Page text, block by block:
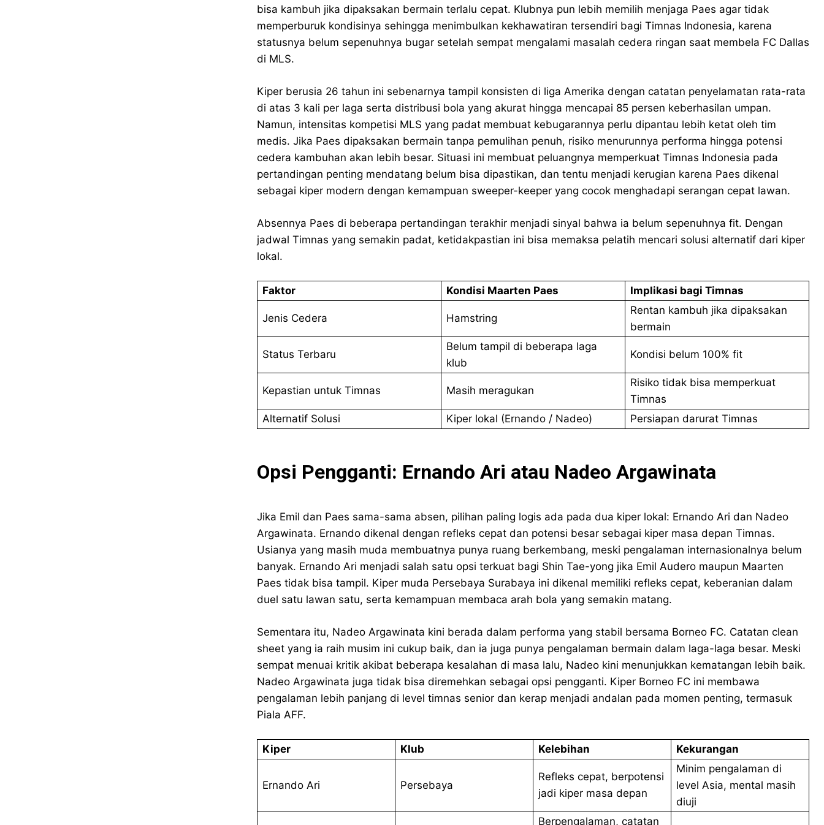
bisa kambuh jika dipaksakan bermain terlalu cepat. Klubnya pun lebih memilih menjaga Paes agar tidak
memperburuk kondisinya sehingga menimbulkan kekhawatiran tersendiri bagi Timnas Indonesia, karena
statusnya belum sepenuhnya bugar setelah sempat mengalami masalah cedera ringan saat membela FC Dallas
di MLS.
Kiper berusia 26 tahun ini sebenarnya tampil konsisten di liga Amerika dengan catatan penyelamatan rata-rata
di atas 3 kali per laga serta distribusi bola yang akurat hingga mencapai 85 persen keberhasilan umpan.
Namun, intensitas kompetisi MLS yang padat membuat kebugarannya perlu dipantau lebih ketat oleh tim
medis. Jika Paes dipaksakan bermain tanpa pemulihan penuh, risiko menurunnya performa hingga potensi
cedera kambuhan akan lebih besar. Situasi ini membuat peluangnya memperkuat Timnas Indonesia pada
pertandingan penting mendatang belum bisa dipastikan, dan tentu menjadi kerugian karena Paes dikenal
sebagai kiper modern dengan kemampuan sweeper-keeper yang cocok menghadapi serangan cepat lawan.
Absennya Paes di beberapa pertandingan terakhir menjadi sinyal bahwa ia belum sepenuhnya fit. Dengan
jadwal Timnas yang semakin padat, ketidakpastian ini bisa memaksa pelatih mencari solusi alternatif dari kiper
lokal.
Faktor Kondisi Maarten Paes Implikasi bagi Timnas
Jenis Cedera Hamstring
Rentan kambuh jika dipaksakan
bermain
Status Terbaru
Belum tampil di beberapa laga
klub
Kondisi belum 100% fit
Kepastian untuk Timnas Masih meragukan
Risiko tidak bisa memperkuat
Timnas
Alternatif Solusi
Kiper lokal (Ernando / Nadeo) Persiapan darurat Timnas
Opsi Pengganti: Ernando Ari atau Nadeo Argawinata
Jika Emil dan Paes sama-sama absen, pilihan paling logis ada pada dua kiper lokal: Ernando Ari dan Nadeo
Argawinata. Ernando dikenal dengan refleks cepat dan potensi besar sebagai kiper masa depan Timnas.
Usianya yang masih muda membuatnya punya ruang berkembang, meski pengalaman internasionalnya belum
banyak. Ernando Ari menjadi salah satu opsi terkuat bagi Shin Tae-yong jika Emil Audero maupun Maarten
Paes tidak bisa tampil. Kiper muda Persebaya Surabaya ini dikenal memiliki refleks cepat, keberanian dalam
duel satu lawan satu, serta kemampuan membaca arah bola yang semakin matang.
Sementara itu, Nadeo Argawinata kini berada dalam performa yang stabil bersama Borneo FC. Catatan clean
sheet yang ia raih musim ini cukup baik, dan ia juga punya pengalaman bermain dalam laga-laga besar. Meski
sempat menuai kritik akibat beberapa kesalahan di masa lalu, Nadeo kini menunjukkan kematangan lebih baik.
Nadeo Argawinata juga tidak bisa diremehkan sebagai opsi pengganti. Kiper Borneo FC ini membawa
pengalaman lebih panjang di level timnas senior dan kerap menjadi andalan pada momen penting, termasuk
Piala AFF.
Kiper Klub Kelebihan Kekurangan
Ernando Ari Persebaya
Refleks cepat, berpotensi
jadi kiper masa depan
Minim pengalaman di
level Asia, mental masih
diuji
Berpengalaman, catatan